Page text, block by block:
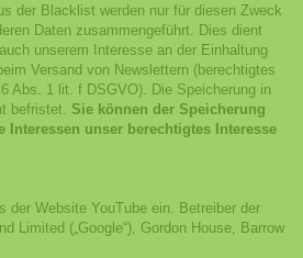
der Blacklist werden nur für diesen Zweck
Daten zusammengeführt. Dies dient
unserem Interesse an der Einhaltung
Versand von Newslettern (berechtigtes
Abs. 1 lit. f DSGVO). Die Speicherung in
befristet. Sie können der Speicherung
Interessen unser berechtigtes Interesse
der Website YouTube ein. Betreiber der
Limited („Google“), Gordon House, Barrow